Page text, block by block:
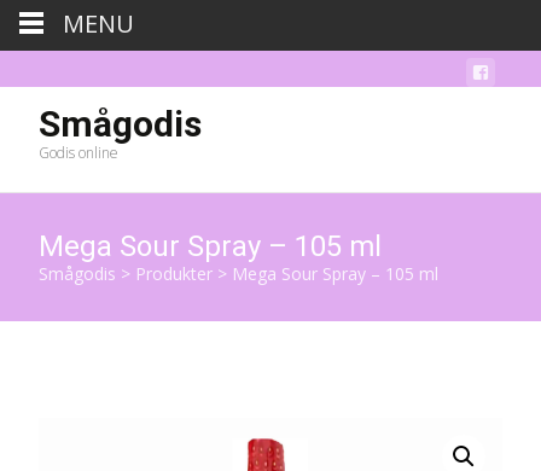
Smågodis
Godis online
Mega Sour Spray – 105 ml
Smågodis > Produkter > Mega Sour Spray – 105 ml
MENU